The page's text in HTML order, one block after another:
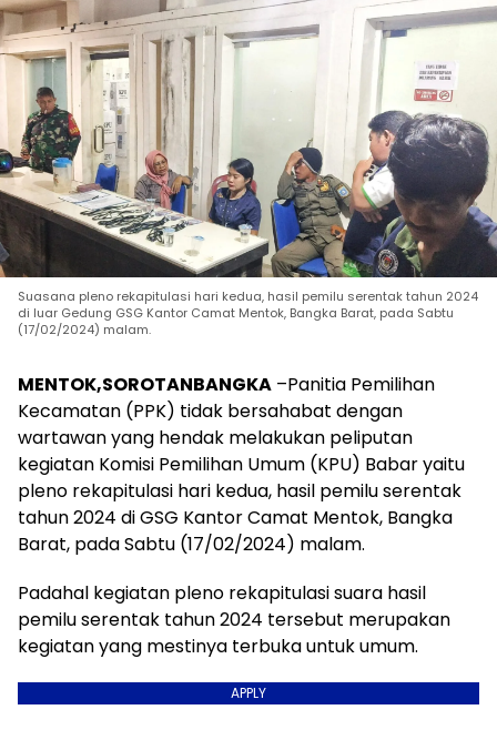
Suasana pleno rekapitulasi hari kedua, hasil pemilu serentak tahun 2024
di luar Gedung GSG Kantor Camat Mentok, Bangka Barat, pada Sabtu
(17/02/2024) malam.
MENTOK,SOROTANBANGKA –Panitia Pemilihan
Kecamatan (PPK) tidak bersahabat dengan
wartawan yang hendak melakukan peliputan
kegiatan Komisi Pemilihan Umum (KPU) Babar yaitu
pleno rekapitulasi hari kedua, hasil pemilu serentak
tahun 2024 di GSG Kantor Camat Mentok, Bangka
Barat, pada Sabtu (17/02/2024) malam.
Padahal kegiatan pleno rekapitulasi suara hasil
pemilu serentak tahun 2024 tersebut merupakan
kegiatan yang mestinya terbuka untuk umum.
APPLY